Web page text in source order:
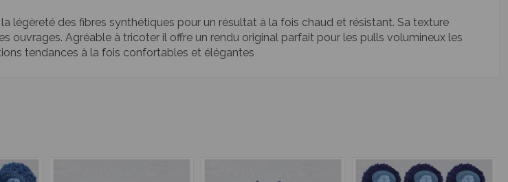
légèreté des fibres synthétiques pour un résultat à la fois chaud et résistant. Sa texture
Agréable à tricoter il offre un rendu original parfait pour les pulls volumineux les
tendances à la fois confortables et élégantes